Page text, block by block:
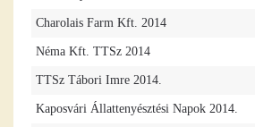
Charolais Farm Kft. 2014
Néma Kft. TTSz 2014
TTSz Tábori Imre 2014.
Kaposvári Állattenyésztési Napok 2014.